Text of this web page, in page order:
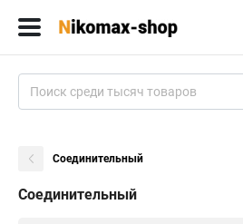
Соединительный
Соединительный